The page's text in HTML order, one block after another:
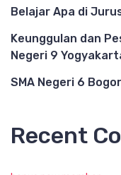
Belajar Apa di
Keunggulan dan
Negeri 9
SMA Negeri 6
Recent